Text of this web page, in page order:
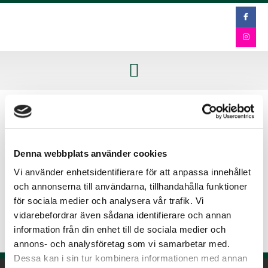
Denna webbplats använder cookies
Vi använder enhetsidentifierare för att anpassa innehållet
och annonserna till användarna, tillhandahålla funktioner
för sociala medier och analysera vår trafik. Vi
vidarebefordrar även sådana identifierare och annan
information från din enhet till de sociala medier och
annons- och analysföretag som vi samarbetar med.
Dessa kan i sin tur kombinera informationen med annan
Sökresultat för:
закупка учетной
записи
Det verkar som vi inte kan hitta det du letar efter.